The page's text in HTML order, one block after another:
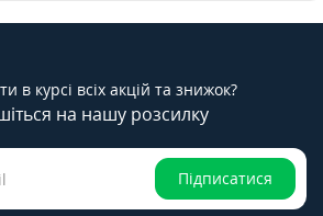
в курсі всіх акцій та знижок?
на нашу розсилку
Підписатися